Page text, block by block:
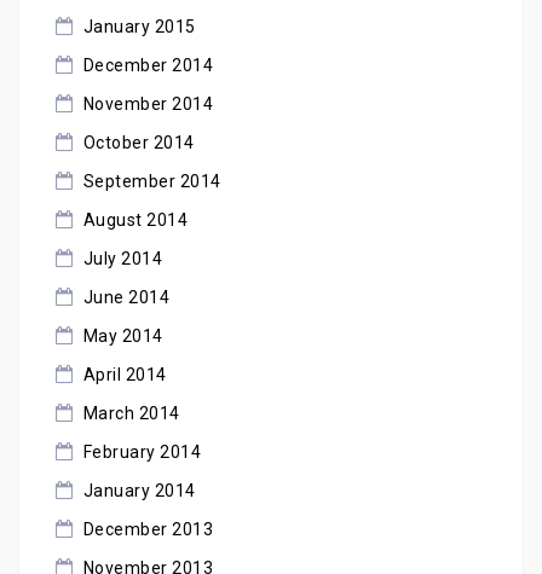
January 2015
December 2014
November 2014
October 2014
September 2014
August 2014
July 2014
June 2014
May 2014
April 2014
March 2014
February 2014
January 2014
December 2013
November 2013